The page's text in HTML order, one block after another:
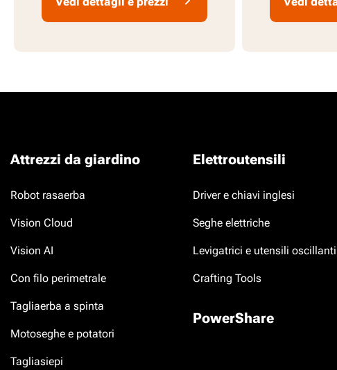
Attrezzi da giardino
Robot rasaerba
Vision Cloud
Vision AI
Con filo perimetrale
Tagliaerba a spinta
Motoseghe e potatori
Tagliasiepi
Elettroutensili
Driver e chiavi inglesi
Seghe elettriche
Levigatrici e utensili oscillanti
Crafting Tools
PowerShare